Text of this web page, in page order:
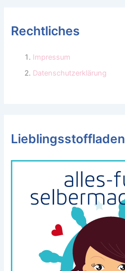
Rechtliches
Impressum
Datenschutzerklärung
Lieblingsstoffladen